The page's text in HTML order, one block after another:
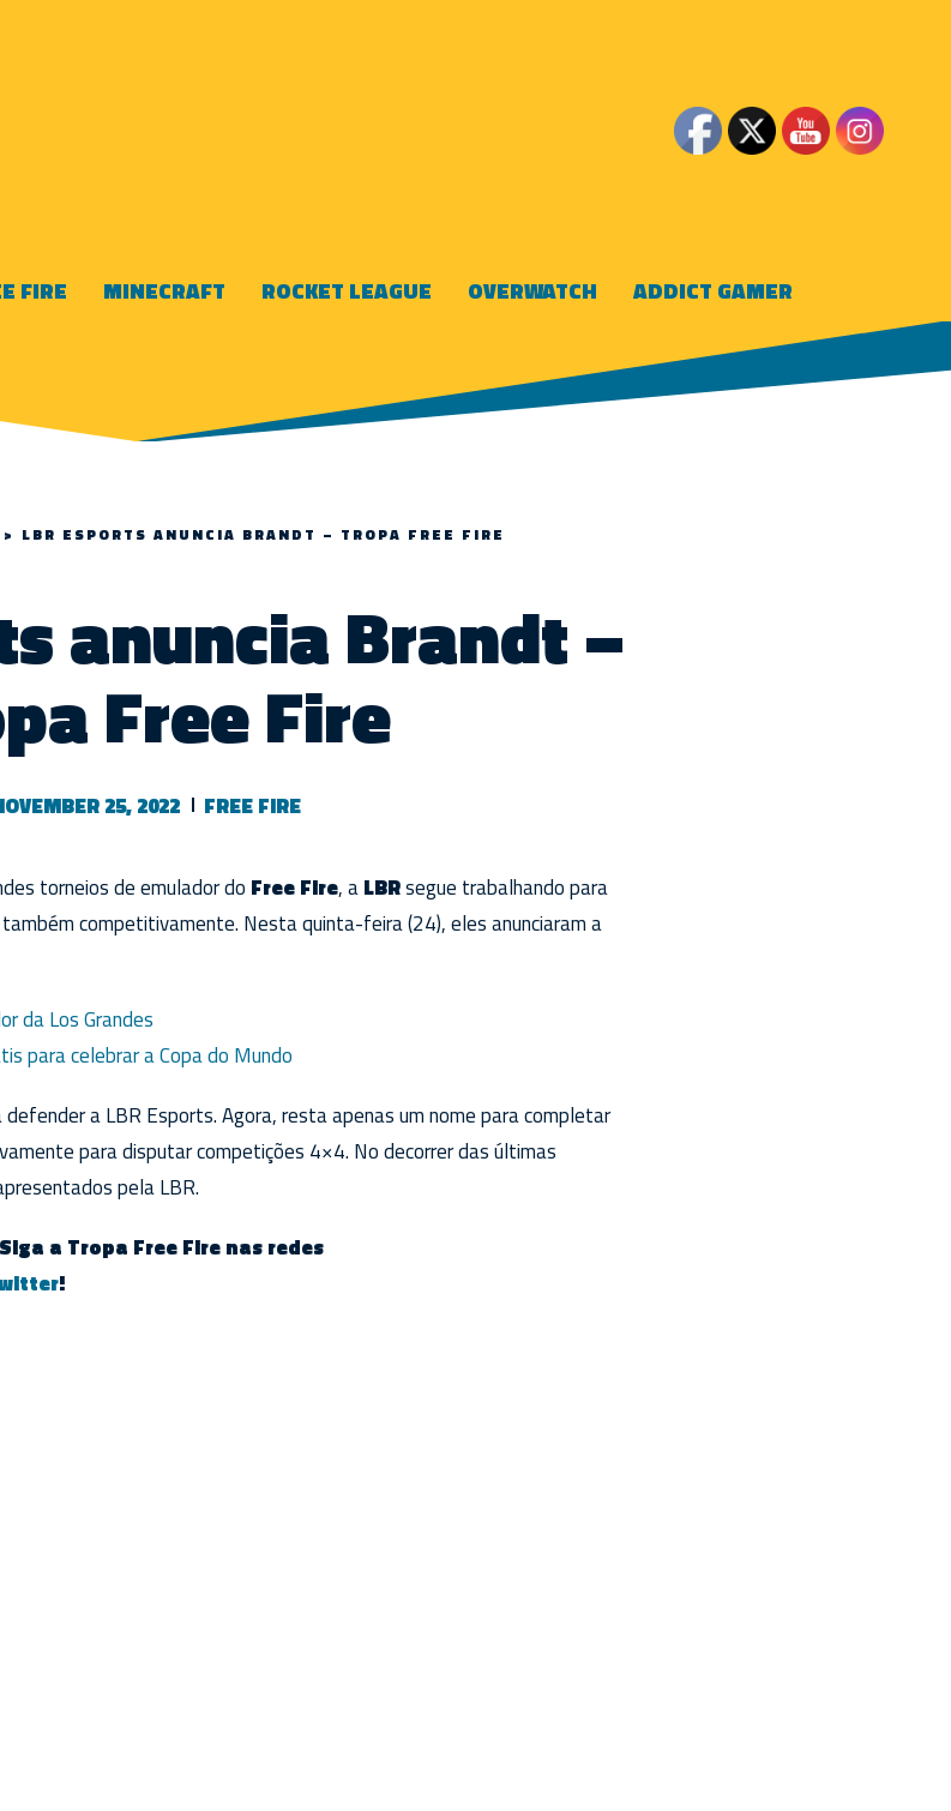
FIRE MINECRAFT ROCKET LEAGUE OVERWATCH ADDICT GAMER
> LBR ESPORTS ANUNCIA BRANDT – TROPA FREE FIRE
anuncia Brandt –
Free Fire
25, 2022 FREE FIRE
torneios de emulador do Free Fire, aLBRsegue trabalhando para
competitivamente. Nesta quinta-feira (24), eles anunciaram a
da Los Grandes
para celebrar a Copa do Mundo
a LBR Esports. Agora, resta apenas um nome para completar
para disputar competições 4×4. No decorrer das últimas
pela LBR.
a Tropa Free Fire nas redes
!